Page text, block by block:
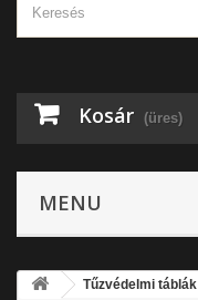
Kosár (üres)
MENU
Tűzvédelmi táblák